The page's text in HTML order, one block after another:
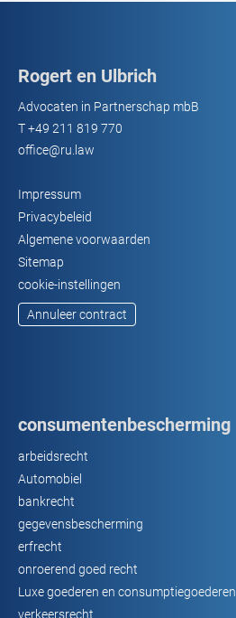
Rogert en Ulbrich
Advocaten in Partnerschap mbB
T+49 211 819 770
office@ru.law
Impressum
Privacybeleid
Algemene voorwaarden
Sitemap
cookie-instellingen
Annuleer contract
consumentenbescherming
arbeidsrecht
Automobiel
bankrecht
gegevensbescherming
erfrecht
onroerend goed recht
Luxe goederen en consumptiegoederen
verkeersrecht